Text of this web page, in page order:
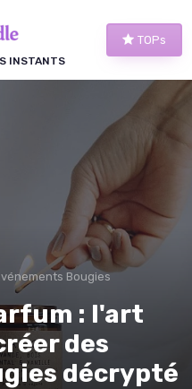
INSTANTS
TOPs
Bougies
: l'art
des
décrypté